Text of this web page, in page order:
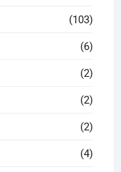
(103)
(6)
(2)
(2)
(2)
(4)